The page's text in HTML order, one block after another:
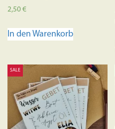
2,50€
In den Warenkorb
SALE